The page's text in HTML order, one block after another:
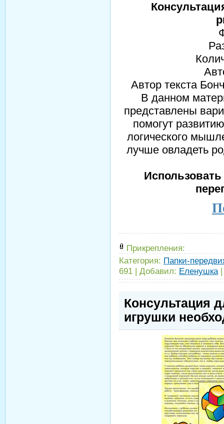
Автор текста
В данном
представлены
помогут
логического
лучше овладеть
Прикрепления:
Категория: Папки-
691 | Добавил: Еленушка
Консультация
игрушки